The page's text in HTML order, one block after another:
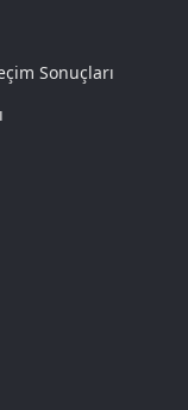
Sonuçları